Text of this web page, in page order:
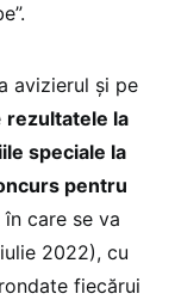
avizierul și pe
rezultatele la
speciale la
pentru
care se va
2022), cu
fiecărui